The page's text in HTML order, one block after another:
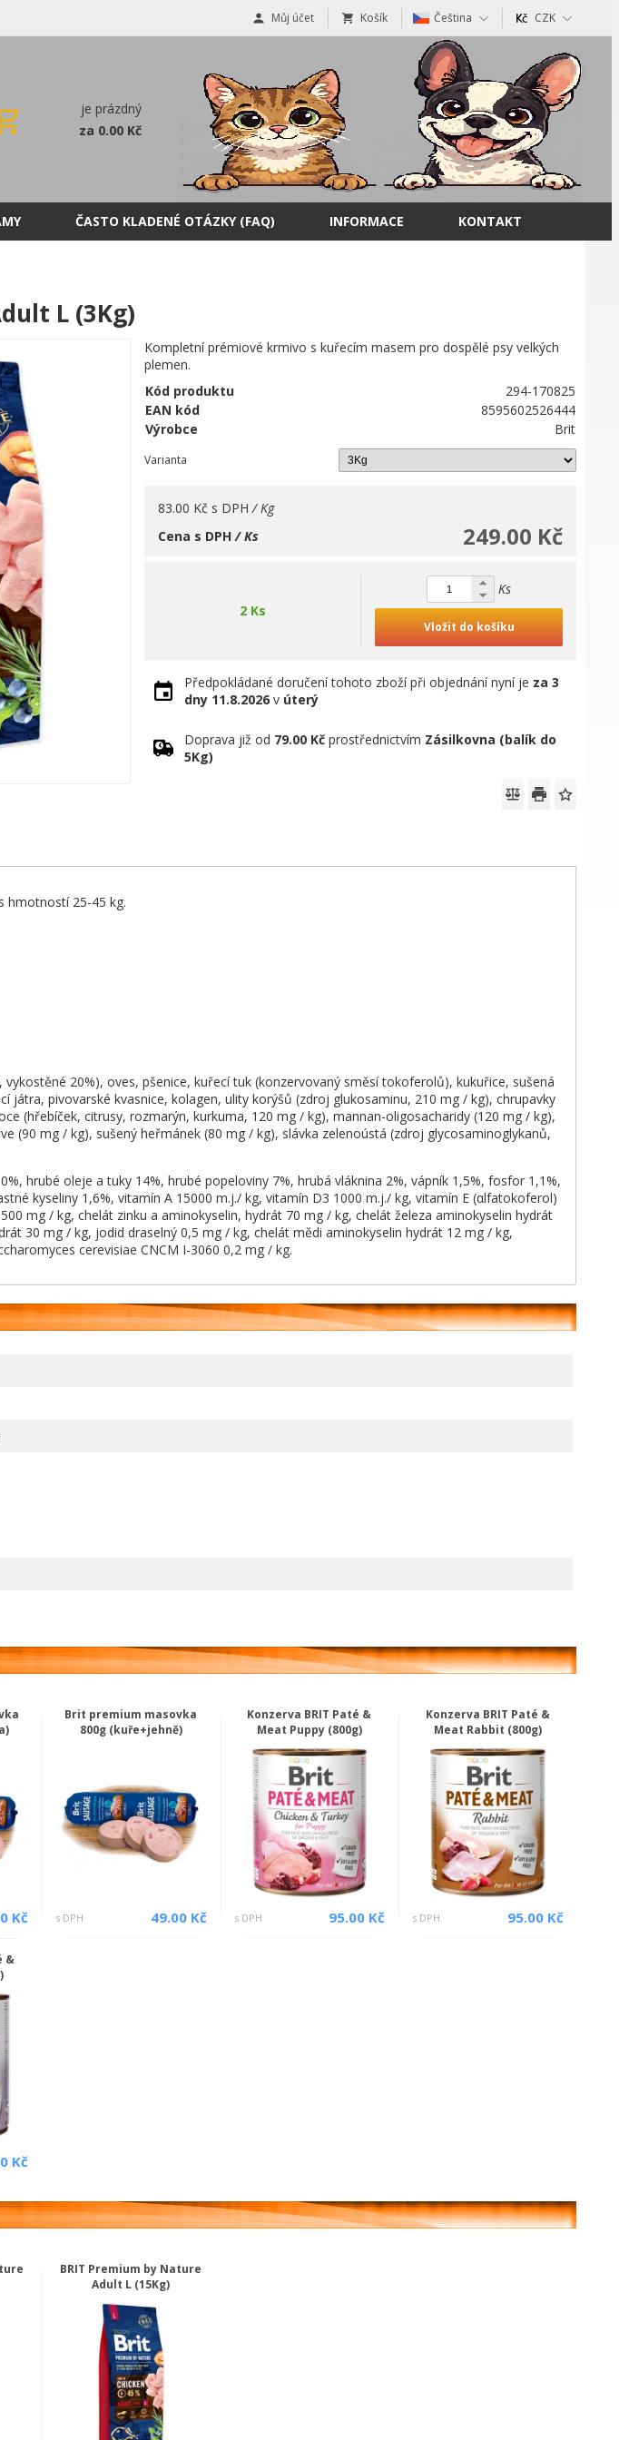
Můj účet Košík Čeština CZK
je prázdný
za 0.00 Kč
ČASTO KLADENÉ OTÁZKY (FAQ) INFORMACE KONTAKT
L (3Kg)
Kompletní prémiové krmivo s kuřecím masem pro dospělé psy velkých
plemen.
Kód produktu
294-170825
EAN kód
8595602526444
Výrobce
Brit
Varianta
83.00 Kč s DPH / Kg
249.00 Kč
Cena s DPH/ Ks
2 Ks
Ks
Vložit do košíku
Předpokládané doručení tohoto zboží při objednání nyní je za 3
dny 11.8.2026 v úterý
Doprava již od 79.00 Kč prostřednictvím Zásilkovna (balík do
5Kg)
hmotností 25-45 kg.
vykostěné 20%), oves, pšenice, kuřecí tuk (konzervovaný směsí tokoferolů), kukuřice, sušená
játra, pivovarské kvasnice, kolagen, ulity korýšů (zdroj glukosaminu, 210 mg / kg), chrupavky
(hřebíček, citrusy, rozmarýn, kurkuma, 120 mg / kg), mannan-oligosacharidy (120 mg / kg),
(90 mg / kg), sušený heřmánek (80 mg / kg), slávka zelenoústá (zdroj glycosaminoglykanů,
hrubé oleje a tuky 14%, hrubé popeloviny 7%, hrubá vláknina 2%, vápník 1,5%, fosfor 1,1%,
kyseliny 1,6%, vitamín A 15000 m.j./ kg, vitamín D3 1000 m.j./ kg, vitamín E (αlfatokoferol)
mg / kg, chelát zinku a aminokyselin, hydrát 70 mg / kg, chelát železa aminokyselin hydrát
30 mg / kg, jodid draselný 0,5 mg / kg, chelát mědi aminokyselin hydrát 12 mg / kg,
cerevisiae CNCM I-3060 0,2 mg / kg.
Kč
Brit premium masovka
800g (kuře+jehně)
s DPH 49.00 Kč
Konzerva BRIT Paté &
Meat Puppy (800g)
s DPH 95.00 Kč
Konzerva BRIT Paté &
Meat Rabbit (800g)
s DPH 95.00 Kč
&
Kč
BRIT Premium by Nature
Adult L (15Kg)